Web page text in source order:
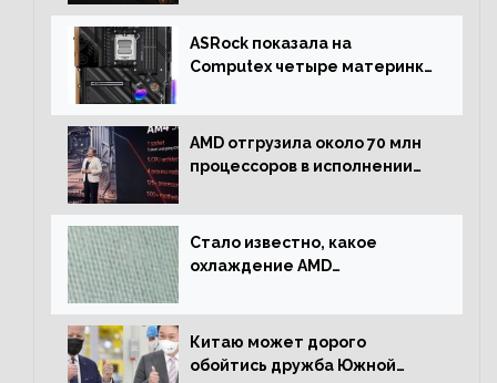
ASRock показала на
Computex четыре материнки
включая модели Taichi
AMD отгрузила около 70 млн
процессоров в исполнении
Стало известно, какое
охлаждение AMD
процессора Ryzen 7000 до 5.5
ГГц
Китаю может дорого
обойтись дружба Южной